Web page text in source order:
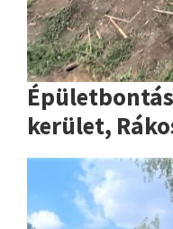
kerület,